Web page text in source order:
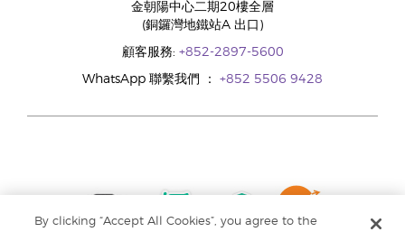
金朝陽中心二期20樓全層
(銅鑼灣地鐵站A 出口)
顧客服務: +852-2897-5600
WhatsApp 聯繫我們 ： +852 5506 9428
By clicking “Accept All Cookies”, you agree to the